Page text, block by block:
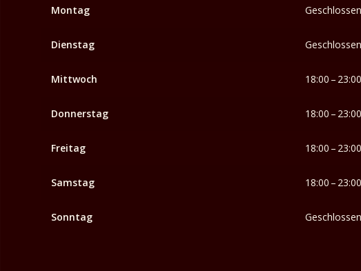
Montag Geschlossen
Dienstag Geschlossen
Mittwoch 18:00 – 23:00
Donnerstag 18:00 – 23:00
Freitag 18:00 – 23:00
Samstag 18:00 – 23:00
Sonntag Geschlossen